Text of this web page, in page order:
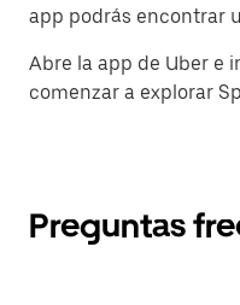
app podrás encontrar
Abre la app de Uber e
comenzar a explorar
Preguntas